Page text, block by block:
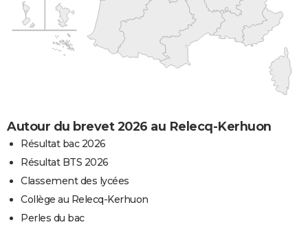
Autour du brevet 2026 au Relecq-Kerhuon
Résultat bac 2026
Résultat BTS 2026
Classement des lycées
Collège au Relecq-Kerhuon
Perles du bac